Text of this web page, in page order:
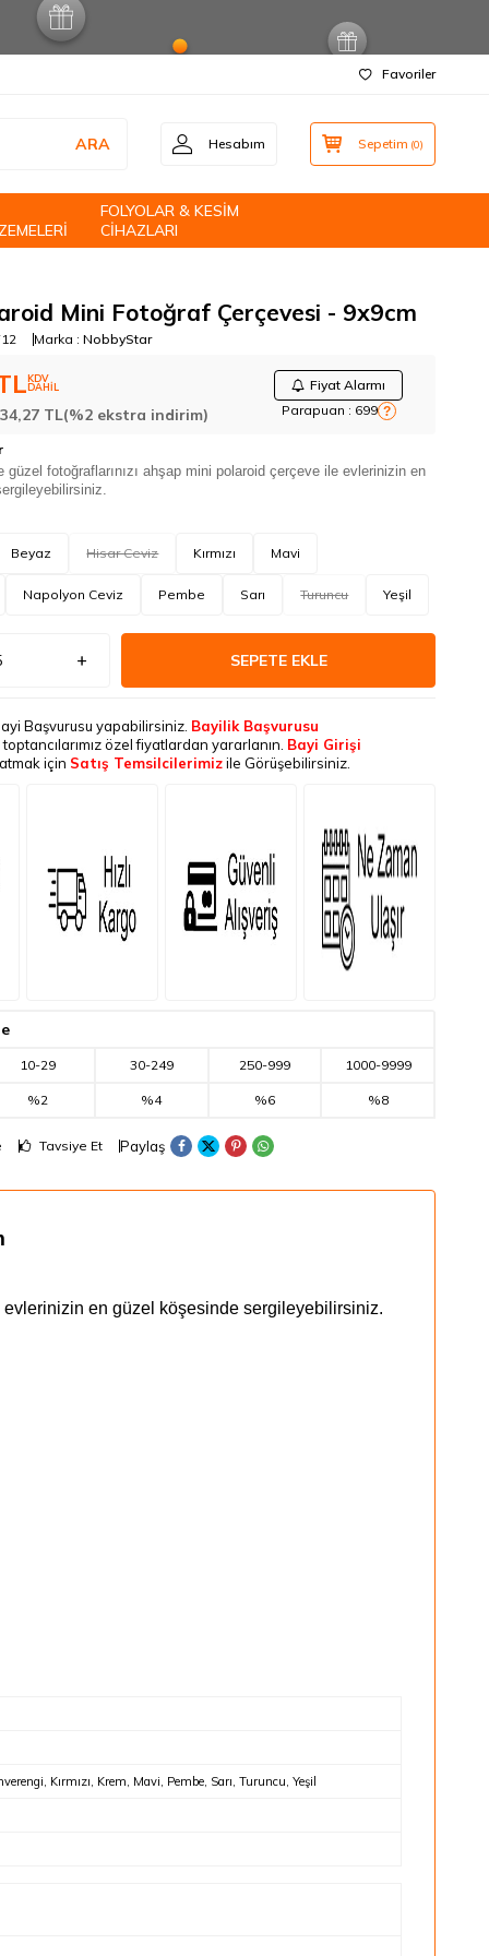
Favoriler
ARA Hesabım Sepetim (0)
FOLYOLAR & KESİM
CİHAZLARI
Mini Fotoğraf Çerçevesi - 9x9cm
Marka :NobbyStar
KDV
DAHİL
Fiyat Alarmı
Parapuan : 699 ?
34,27 TL(%2 ekstra indirim)
güzel fotoğraflarınızı ahşap mini polaroid çerçeve ile evlerinizin en
Beyaz Hisar Ceviz Kırmızı Mavi
Napolyon Ceviz Pembe Sarı Turuncu Yeşil
SEPETE EKLE
Başvurusu yapabilirsiniz. Bayilik Başvurusu
özel fiyatlardan yararlanın. Bayi Girişi
için Satış Temsilcilerimizile Görüşebilirsiniz.
10-29
%2
30-249
%4
250-999
%6
1000-9999
%8
Tavsiye Et Paylaş
evlerinizin en güzel köşesindesergileyebilirsiniz.
Kırmızı, Krem, Mavi, Pembe, Sarı, Turuncu, Yeşil